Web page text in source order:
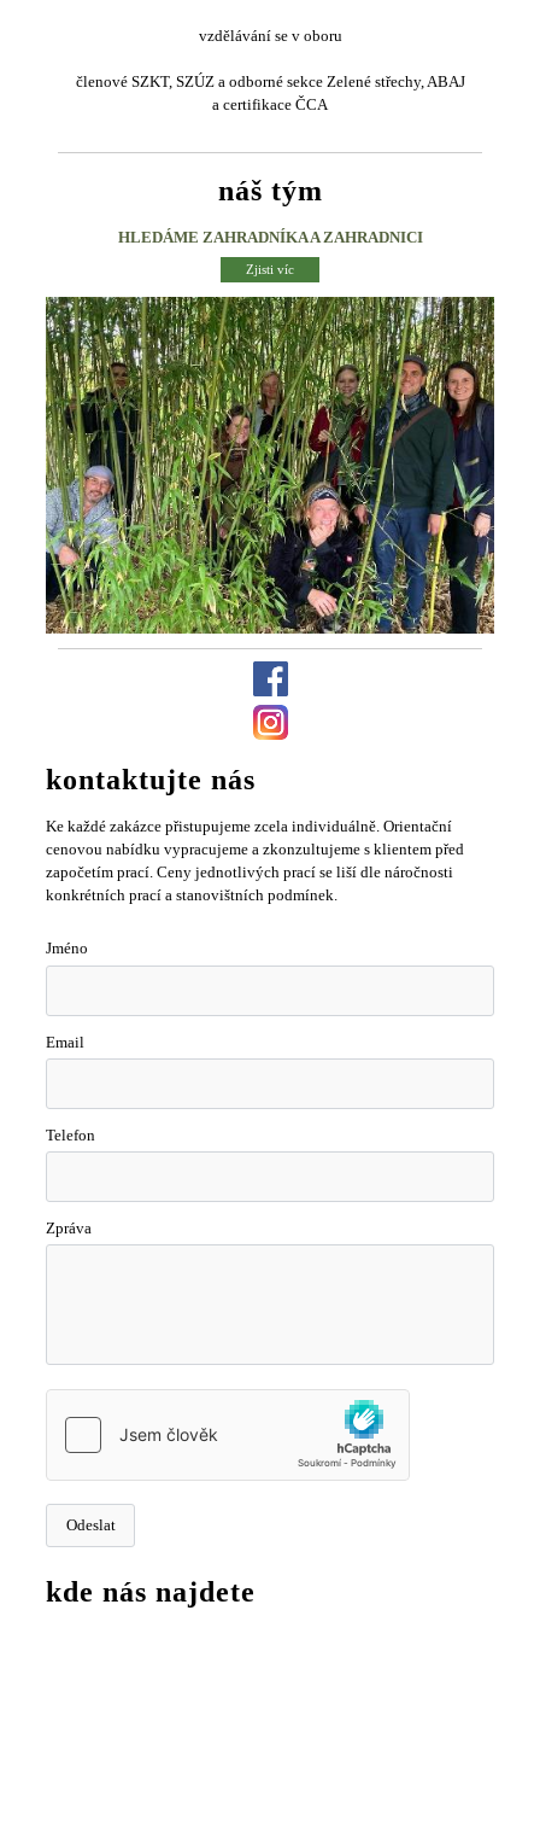
vzdělávání se v oboru
členové SZKT, SZÚZ a odborné sekce Zelené střechy,ABAJ
a certifikace ČCA
náš tým
HLEDÁME ZAHRADNÍKA A ZAHRADNICI
Zjisti víc
kontaktujte nás
Ke každé zakázce přistupujeme zcela individuálně. Orientační
cenovou nabídku vypracujeme a zkonzultujeme s klientem před
započetím prací. Ceny jednotlivých prací se liší dle náročnosti
konkrétních prací a stanovištních podmínek.
Jméno
Email
Telefon
Zpráva
kde nás najdete